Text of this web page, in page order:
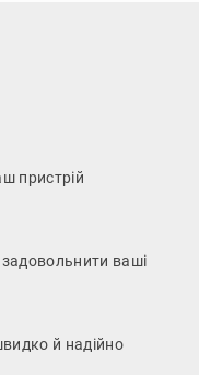
пристрій
ваші
й надійно